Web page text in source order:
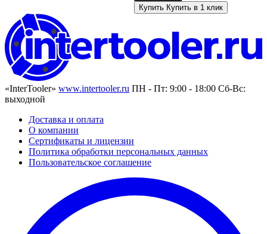
Купить Купить в 1 клик
«InterTooler» www.intertooler.ru ПН - Пт: 9:00 - 18:00 Сб-Вс:
выходной
Доставка и оплата
О компании
Сертификаты и лицензии
Политика обработки персональных данных
Пользовательское соглашение